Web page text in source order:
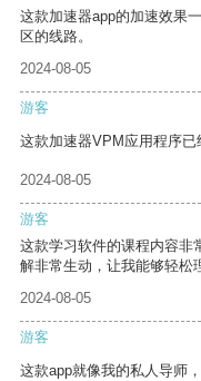
这款加速器app的加速效果
区的线路。
2024-08-05
游客
这款加速器VPM应用程序已
2024-08-05
游客
这款学习软件的课程内容非
解非常生动，让我能够轻松
2024-08-05
游客
这款app就像我的私人导师